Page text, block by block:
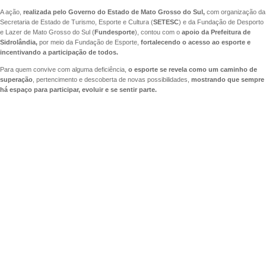
A ação, realizada pelo Governo do Estado de Mato Grosso do Sul, com organização da
Secretaria de Estado de Turismo, Esporte e Cultura (SETESC) e da Fundação de Desporto
e Lazer de Mato Grosso do Sul (Fundesporte), contou com o apoio da Prefeitura de
Sidrolândia, por meio da Fundação de Esporte, fortalecendo o acesso ao esporte e
incentivando a participação de todos.
Para quem convive com alguma deficiência, o esporte se revela como um caminho de
superação , pertencimento e descoberta de novas possibilidades, mostrando que sempre
há espaço para participar, evoluir e se sentir parte.